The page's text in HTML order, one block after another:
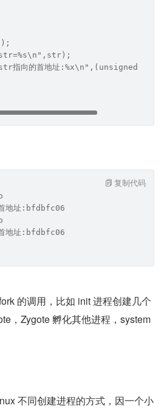
指向的首地址:%x\n",(unsigned
地址:bfdbfc06
地址:bfdbfc06
复制代码
的调用，比如 init 进程创建几个
，Zygote 孵化其他进程，system
不同创建进程的方式，因一个小